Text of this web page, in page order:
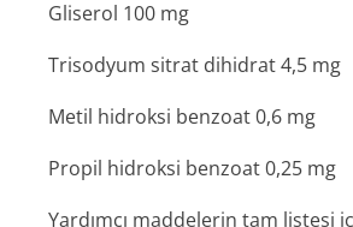
Gliserol 100 mg
Trisodyum sitrat dihidrat 4,5 mg
Metil hidroksi benzoat 0,6 mg
Propil hidroksi benzoat 0,25 mg
Yardımcı maddelerin tam listesi